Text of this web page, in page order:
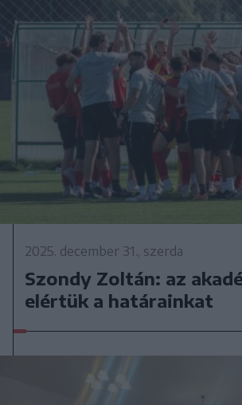
2025. december 31., szerda
Szondy Zoltán: az
elértük a határainkat